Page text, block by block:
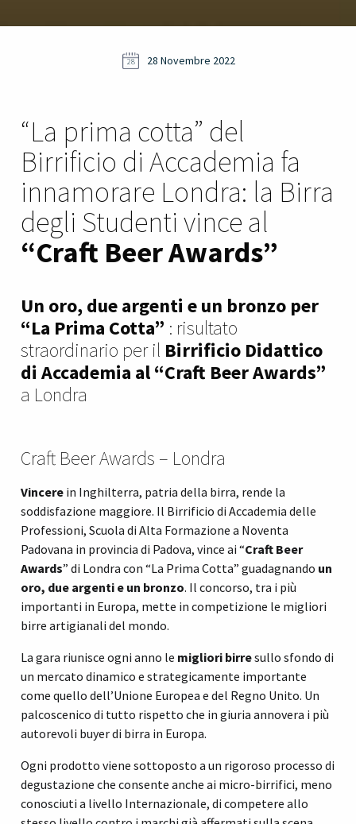
28 28 Novembre 2022
“La prima cotta” del
Birrificio di Accademia fa
innamorare Londra: la Birra
degli Studenti vince al
“Craft Beer Awards”
Un oro, due argenti e un bronzo per
“La Prima Cotta” : risultato
straordinario per il Birrificio Didattico
di Accademia al “Craft Beer Awards”
a Londra
Craft Beer Awards – Londra
Vincere in Inghilterra, patria della birra, rende la
soddisfazione maggiore. Il Birrificio di Accademia delle
Professioni, Scuola di Alta Formazione a Noventa
Padovana in provincia di Padova, vince ai “Craft Beer
Awards” di Londra con “La Prima Cotta” guadagnando un
oro, due argenti e un bronzo. Il concorso, tra i più
importanti in Europa, mette in competizione le migliori
birre artigianali del mondo.
La gara riunisce ogni anno le migliori birresullo sfondo di
un mercato dinamico e strategicamente importante
come quello dell’Unione Europea e del Regno Unito. Un
palcoscenico di tutto rispetto che in giuria annovera i più
autorevoli buyer di birra in Europa.
Ogni prodotto viene sottoposto a un rigoroso processo di
degustazione che consente anche ai micro-birrifici, meno
conosciuti a livello Internazionale, di competere allo